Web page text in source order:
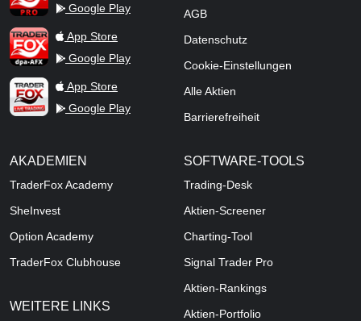
Google Play
TraderFox dpa-AFX ProFeed
App Store
Google Play
TraderFox Live Trading
App Store
Google Play
AGB
Datenschutz
Cookie-Einstellungen
Alle Aktien
Barrierefreiheit
AKADEMIEN
TraderFox Academy
SheInvest
Option Academy
TraderFox Clubhouse
WEITERE LINKS
SOFTWARE-TOOLS
Trading-Desk
Aktien-Screener
Charting-Tool
Signal Trader Pro
Aktien-Rankings
Aktien-Portfolio